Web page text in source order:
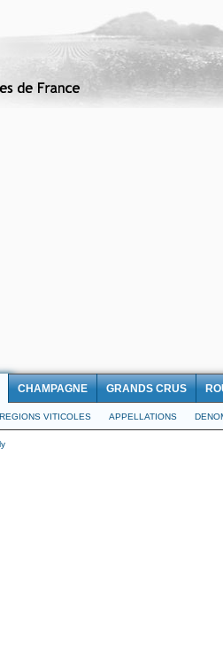
CHAMPAGNE GRANDS CRUS
REGIONS VITICOLES APPELLATIONS